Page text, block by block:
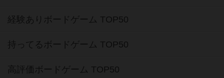
経験ありボードゲーム TOP50
持ってるボードゲーム TOP50
高評価ボードゲーム TOP50